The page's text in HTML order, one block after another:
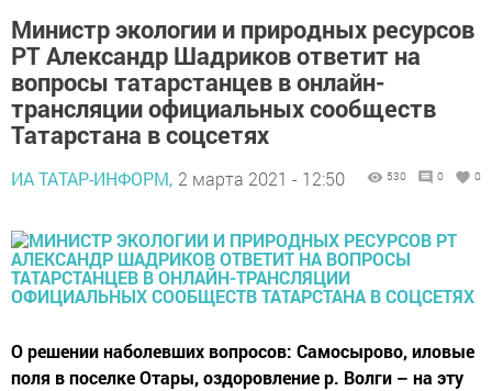
Министр экологии и природных ресурсов
РТ Александр Шадриков ответит на
вопросы татарстанцев в онлайн-
трансляции официальных сообществ
Татарстана в соцсетях
ИА ТАТАР-ИНФОРМ, 2 марта 2021 - 12:50 530 0 0
О решении наболевших вопросов: Самосырово, иловые
поля в поселке Отары, оздоровление р. Волги – на эту